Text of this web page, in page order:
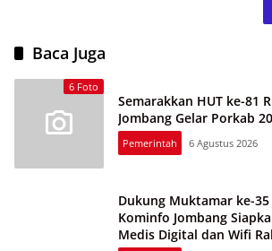
Baca Juga
6 Foto
Semarakkan HUT ke-81
Jombang Gelar Porkab
Pemerintah 6 Agustus 2026
Dukung Muktamar ke-35
Kominfo Jombang
Medis Digital dan Wifi